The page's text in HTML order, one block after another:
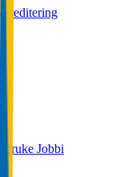
Akreditering
Jobbi